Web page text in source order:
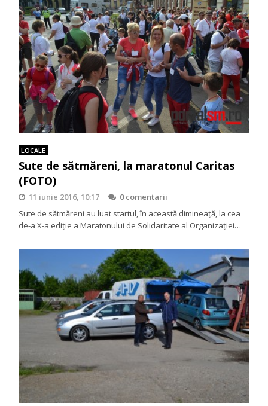
LOCALE
Sute de sătmăreni, la maratonul Caritas
(FOTO)
11 iunie 2016, 10:17
0 comentarii
Sute de sătmăreni au luat startul, în această dimineaţă, la cea
de-a X-a ediţie a Maratonului de Solidaritate al Organizației…